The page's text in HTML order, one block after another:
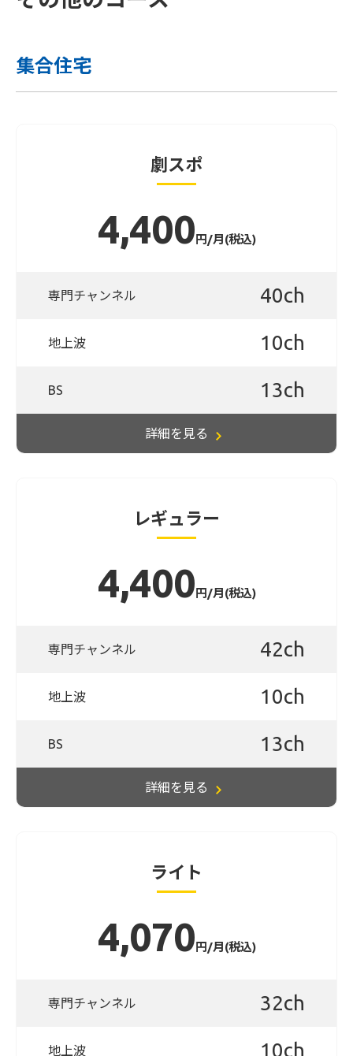
集合住宅
劇スポ
4,400 円/月(税込)
専門チャンネル 40ch
地上波 10ch
BS 13ch
詳細を見る
レギュラー
4,400 円/月(税込)
専門チャンネル 42ch
地上波 10ch
BS 13ch
詳細を見る
ライト
4,070 円/月(税込)
専門チャンネル 32ch
地上波 10ch